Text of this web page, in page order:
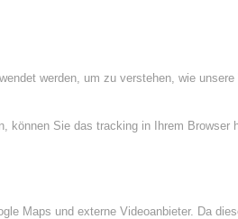
werden, um zu verstehen, wie
können Sie das tracking in Ihrem Browser
Maps und externe Videoanbieter. Da